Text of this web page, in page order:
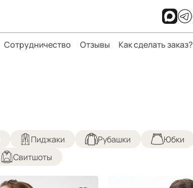
Сотрудничество Отзывы Как сделать заказ?
Пиджаки Рубашки Юбки
Свитшоты